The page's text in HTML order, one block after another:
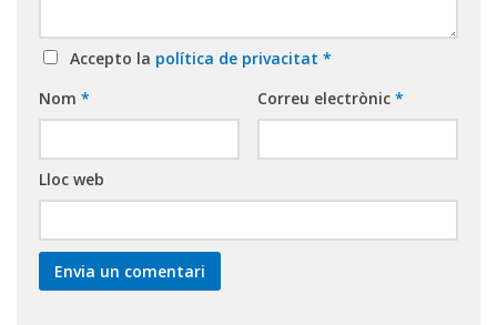
Accepto la política de privacitat *
Nom * Correu electrònic *
Lloc web